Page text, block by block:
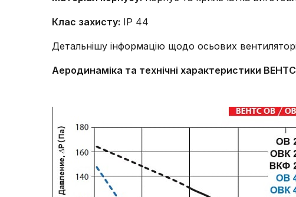
Клас захисту: IP 44
Детальнішу інформацію щодо осьових
Аеродинаміка та технічні характеристики